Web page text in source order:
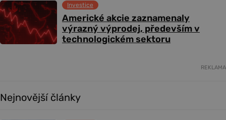
Americké akcie zaznamenaly
výrazný výprodej, především v
technologickém sektoru
Investice
REKLAMA
Nejnovější články